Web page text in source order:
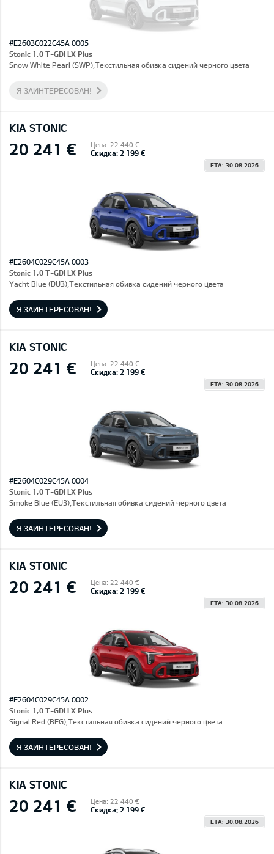
#E2603C022C45A 0005
Stonic 1,0 T-GDI LX Plus
Snow White Pearl (SWP),Текстильная обивка сидений черного цвета
Я ЗАИНТЕРЕСОВАН!
KIA STONIC
20 241 € Цена: 22 440 €
Скидка: 2 199 €
ETA: 30.08.2026
#E2604C029C45A 0003
Stonic 1,0 T-GDI LX Plus
Yacht Blue (DU3),Текстильная обивка сидений черного цвета
Я ЗАИНТЕРЕСОВАН!
KIA STONIC
20 241 € Цена: 22 440 €
Скидка: 2 199 €
ETA: 30.08.2026
#E2604C029C45A 0004
Stonic 1,0 T-GDI LX Plus
Smoke Blue (EU3),Текстильная обивка сидений черного цвета
Я ЗАИНТЕРЕСОВАН!
KIA STONIC
20 241 € Цена: 22 440 €
Скидка: 2 199 €
ETA: 30.08.2026
#E2604C029C45A 0002
Stonic 1,0 T-GDI LX Plus
Signal Red (BEG),Текстильная обивка сидений черного цвета
Я ЗАИНТЕРЕСОВАН!
KIA STONIC
20 241 € Цена: 22 440 €
Скидка: 2 199 €
ETA: 30.08.2026